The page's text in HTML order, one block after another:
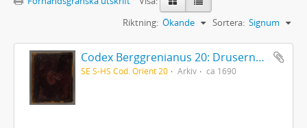
Sortera: Signum
Riktning: Ökande
Codex Berggrenianus 20: Drusernas på Libanon heliga bok
SE S-HS Cod. Orient 20 Arkiv ca 1690